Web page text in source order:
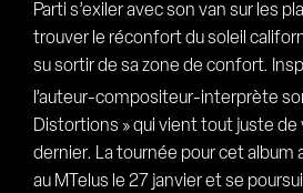
Parti s’exiler avec son van sur les
trouver le réconfort du soleil
su sortir de sa zone de confort.
l’auteur-compositeur-interprète
Distortions » qui vient tout juste de
dernier. La tournée pour cet
au MTelus le 27 janvier et se